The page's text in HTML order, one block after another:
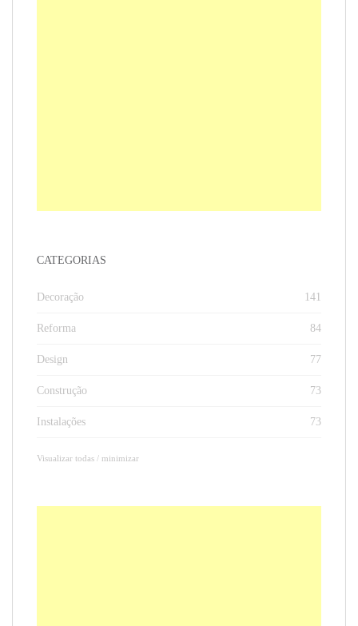
CATEGORIAS
Decoração 141
Reforma 84
Design 77
Construção 73
Instalações 73
Visualizar todas / minimizar